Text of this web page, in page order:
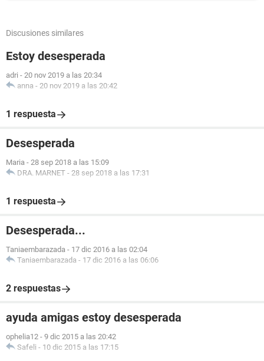
Discusiones similares
Estoy desesperada
adri - 20 nov 2019 a las 20:34
anna - 20 nov 2019 a las 20:42
1 respuesta
Desesperada
Maria - 28 sep 2018 a las 15:09
DRA. MARNET - 28 sep 2018 a las 17:31
1 respuesta
Desesperada...
Taniaembarazada - 17 dic 2016 a las 02:04
Taniaembarazada - 17 dic 2016 a las 06:06
2 respuestas
ayuda amigas estoy desesperada
ophelia12 - 9 dic 2015 a las 20:42
Safeli - 10 dic 2015 a las 17:15